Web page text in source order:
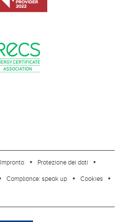
Impronta
Protezione dei dati
Compliance: speak up
Cookies